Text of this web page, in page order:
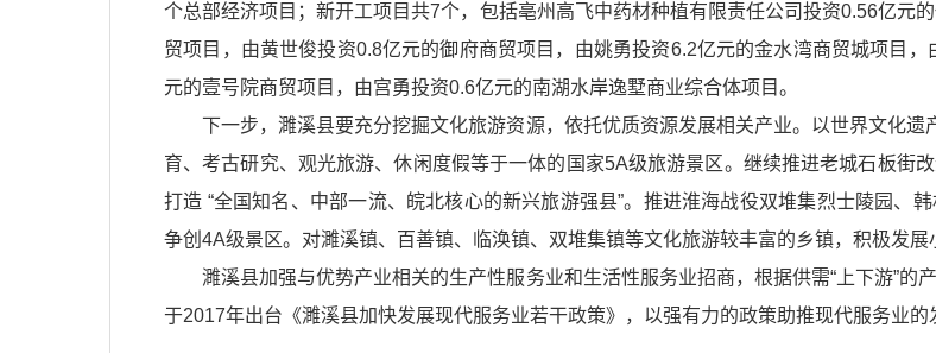
个总部经济项目；新开工项目共7个，包括亳州高飞中药材种植有限责任公司投资0.56亿元
贸项目，由黄世俊投资0.8亿元的御府商贸项目，由姚勇投资6.2亿元的金水湾商贸城项目
元的壹号院商贸项目，由宫勇投资0.6亿元的南湖水岸逸墅商业综合体项目。
下一步，濉溪县要充分挖掘文化旅游资源，依托优质资源发展相关产业。以世界文化遗
育、考古研究、观光旅游、休闲度假等于一体的国家5A级旅游景区。继续推进老城石板街
打造 “全国知名、中部一流、皖北核心的新兴旅游强县”。推进淮海战役双堆集烈士陵园、
争创4A级景区。对濉溪镇、百善镇、临涣镇、双堆集镇等文化旅游较丰富的乡镇，积极发展
濉溪县加强与优势产业相关的生产性服务业和生活性服务业招商，根据供需“上下游”的
于2017年出台《濉溪县加快发展现代服务业若干政策》，以强有力的政策助推现代服务业的